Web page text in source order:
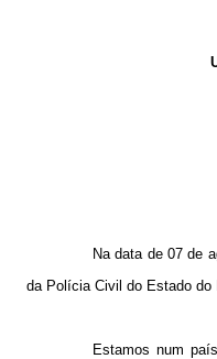
Na data de 07 de
da Polícia Civil do Estado do
Estamos num